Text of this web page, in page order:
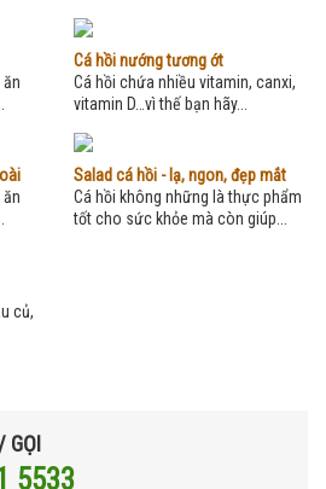
Cá hồi nướng tương ớt
Cá hồi chứa nhiều vitamin, canxi,
vitamin D…vì thế bạn hãy...
Salad cá hồi - lạ, ngon, đẹp mắt
Cá hồi không những là thực phẩm
tốt cho sức khỏe mà còn giúp...
củ,
GỌI
5533